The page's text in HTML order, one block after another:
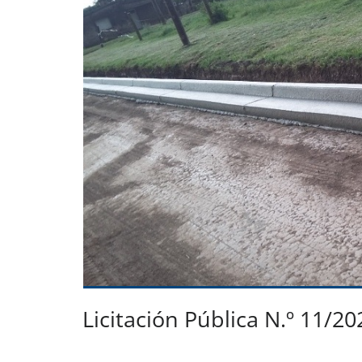
Licitación Pública N.º 11/